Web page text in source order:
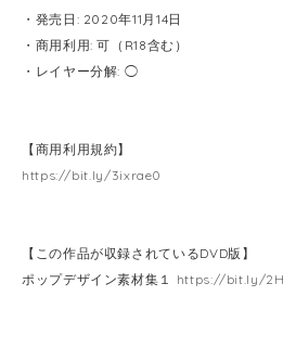
・発売日: 2020年11月14日
・商用利用: 可（R18含む）
・レイヤー分解: ◯
【商用利用規約】
https://bit.ly/3ixrae0
【この作品が収録されているDVD版】
ポップデザイン素材集１ https://bit.ly/